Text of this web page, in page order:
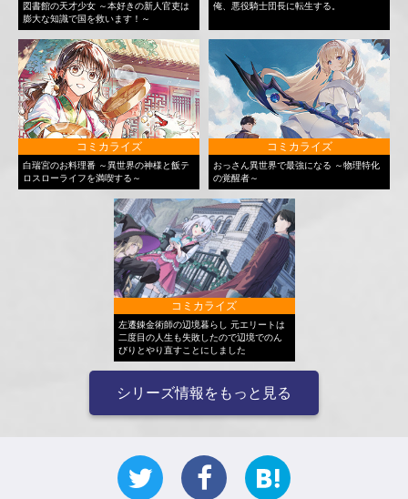
図書館の天才少女 ～本好きの新人官吏は
膨大な知識で国を救います！～
俺、悪役騎士団長に転生する。
コミカライズ
白瑞宮のお料理番 ～異世界の神様と飯テ
ロスローライフを満喫する～
コミカライズ
おっさん異世界で最強になる ～物理特化
の覚醒者～
コミカライズ
左遷錬金術師の辺境暮らし 元エリートは
二度目の人生も失敗したので辺境でのん
びりとやり直すことにしました
シリーズ情報をもっと見る